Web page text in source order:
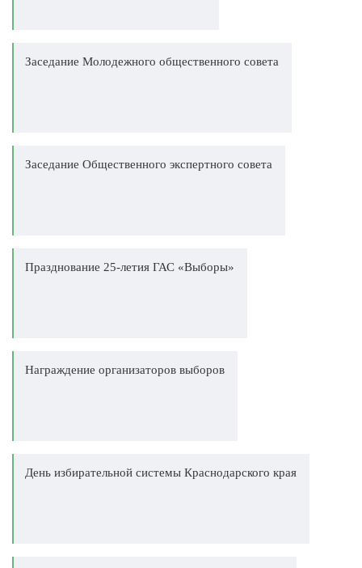
Заседание Молодежного общественного совета
Заседание Общественного экспертного совета
Празднование 25-летия ГАС «Выборы»
Награждение организаторов выборов
День избирательной системы Краснодарского края